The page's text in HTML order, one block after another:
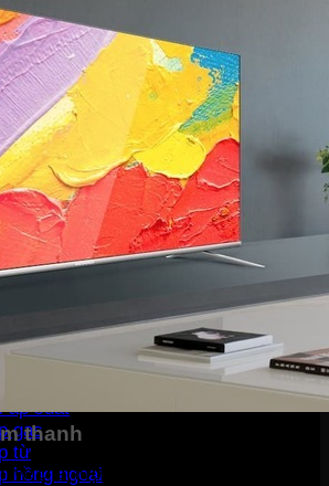
là khô
là hơi nước
là cây
sấy tóc
hút bụi
tạo ẩm
mùi
sóng
rửa bát
sấy bát
Bếp
cơm điện
áp suất
gas
từ
hồng ngoại
thanh
về chất lượng hình ảnh Smart Tivi